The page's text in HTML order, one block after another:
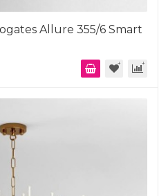
Allure 355/6 Smart